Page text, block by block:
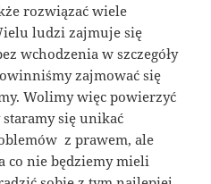
rozwiązać wiele
ludzi zajmuje się
wchodzenia w szczegóły
zajmować się
Wolimy więc powierzyć
się unikać
z prawem, ale
co nie będziemy mieli